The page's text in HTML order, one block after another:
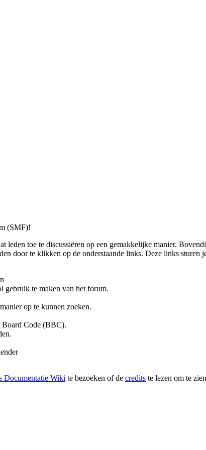
(SMF)!
toe te discussiëren op een gemakkelijke manier.
door te klikken op de onderstaande links. Deze links sturen
gebruik te maken van het forum.
op te kunnen zoeken.
Board Code (BBC).
Documentatie Wiki te bezoeken of de credits te lezen om te